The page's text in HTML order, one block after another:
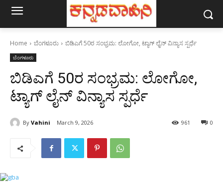
Home ಬೆಂಗಳೂರು ಬಿಡಿಎಗೆ 50ರ ಸಂಭ್ರಮ: ಲೋಗೋ, ಟ್ಯಾಗ್ ಲೈನ್ ವಿನ್ಯಾಸ ಸ್ಪರ್ಧೆ
ಬೆಂಗಳೂರು
ಬಿಡಿಎಗೆ 50ರ ಸಂಭ್ರಮ: ಲೋಗೋ,
ಟ್ಯಾಗ್ ಲೈನ್ ವಿನ್ಯಾಸ ಸ್ಪರ್ಧೆ
By Vahini March 9, 2026 0
961